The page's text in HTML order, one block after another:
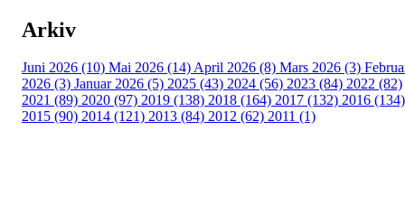
Arkiv
Juni 2026 (10) Mai 2026 (14)April 2026 (8) Mars 2026 (3)
2026 (3) Januar 2026 (5) 2025 (43) 2024 (56) 2023 (84) 2022 (82)
2021 (89) 2020 (97) 2019 (138) 2018 (164) 2017 (132) 2016 (134)
2015 (90) 2014 (121) 2013 (84) 2012 (62) 2011 (1)